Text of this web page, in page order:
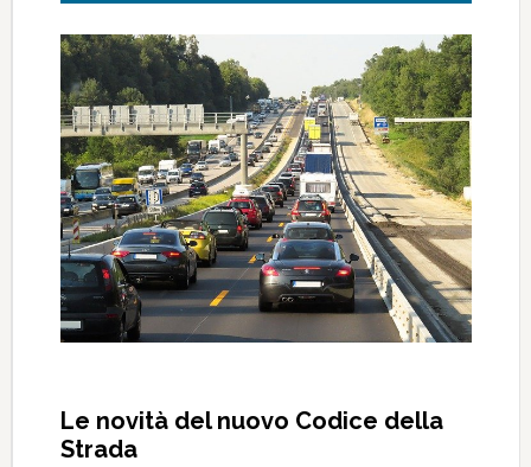
Le novità del nuovo Codice della
Strada